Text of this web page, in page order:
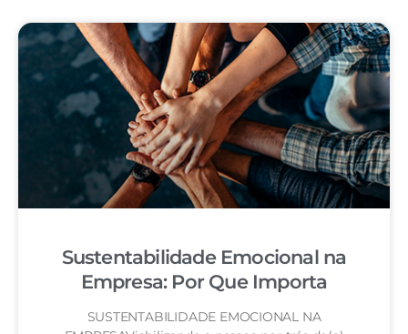
Sustentabilidade Emocional na
Empresa: Por Que Importa
SUSTENTABILIDADE EMOCIONAL NA